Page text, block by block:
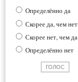
Определённо да
Скорее да, чем нет
Скорее нет, чем да
Определённо нет